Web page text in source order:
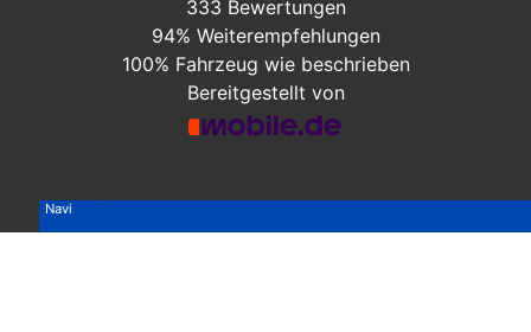
Navi
Navi
Navi
Navi
Navi
Navi
Navi
AHK | Navi
AHK | Navi
AHK | Navi
Navi
Navi
Navi
333 Bewertungen
94% Weiterempfehlungen
100% Fahrzeug wie beschrieben
Bereitgestellt von